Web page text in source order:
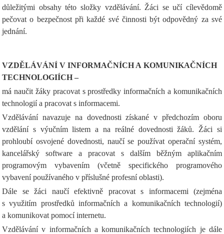
důležitými obsahy této složky vzdělávání. Žáci se učí cílevědomě
pečovat o bezpečnost při každé své činnosti být odpovědný za své
jednání.
VZDĚLÁVÁNÍ V INFORMAČNÍCH A KOMUNIKAČNÍCH
TECHNOLOGIÍCH –
má naučit žáky pracovat s prostředky informačních a komunikačních
technologií a pracovat s informacemi.
Vzdělávání navazuje na dovednosti získané v předchozím oboru
vzdělání s výučním listem a na reálné dovednosti žáků. Žáci si
prohloubí osvojené dovednosti, naučí se používat operační systém,
kancelářský software a pracovat s dalším běžným aplikačním
programovým vybavením (včetně specifického programového
vybavení používaného v příslušné profesní oblasti).
Dále se žáci naučí efektivně pracovat s informacemi (zejména
s využitím prostředků informačních a komunikačních technologií)
a komunikovat pomocí internetu.
Vzdělávání v informačních a komunikačních technologiích je dále